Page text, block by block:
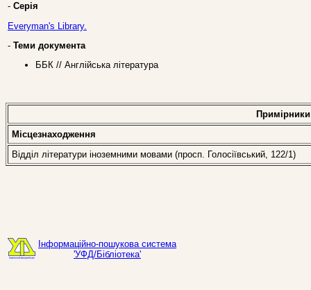
- Серія
Everyman's Library.
- Теми документа
ББК // Англійська література
Примірники
Місцезнаходження
Відділ літератури іноземними мовами (просп. Голосіївський, 122/1)
Інформаційно-пошукова система
'УФД/Бібліотека'